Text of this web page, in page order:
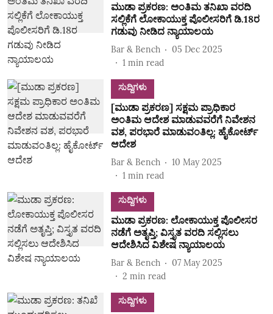
ಮುಡಾ ಪ್ರಕರಣ: ಅಂತಿಮ ತನಿಖಾ ವರದಿ
ಸಲ್ಲಿಕೆಗೆ ಲೋಕಾಯುಕ್ತ ಪೊಲೀಸರಿಗೆ ಡಿ.18ರ
ಗಡುವು ನೀಡಿದ ನ್ಯಾಯಾಲಯ
Bar & Bench
05 Dec 2025
1 min read
ಸುದ್ದಿಗಳು
[ಮುಡಾ ಪ್ರಕರಣ] ಸಕ್ಷಮ ಪ್ರಾಧಿಕಾರ
ಅಂತಿಮ ಆದೇಶ ಮಾಡುವವರೆಗೆ ನಿವೇಶನ
ವಶ, ಪರಭಾರೆ ಮಾಡುವಂತಿಲ್ಲ: ಹೈಕೋರ್ಟ್‌
ಆದೇಶ
Bar & Bench
10 May 2025
1 min read
ಸುದ್ದಿಗಳು
ಮುಡಾ ಪ್ರಕರಣ: ಲೋಕಾಯುಕ್ತ ಪೊಲೀಸರ
ನಡೆಗೆ ಅತೃಪ್ತಿ; ವಿಸ್ತೃತ ವರದಿ ಸಲ್ಲಿಸಲು
ಆದೇಶಿಸಿದ ವಿಶೇಷ ನ್ಯಾಯಾಲಯ
Bar & Bench
07 May 2025
2 min read
ಸುದ್ದಿಗಳು